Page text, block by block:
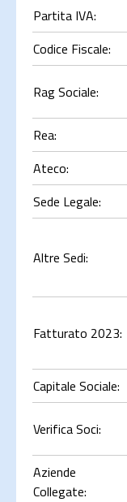
Partita IVA:
Codice Fiscale:
Rag Sociale:
Rea:
Ateco:
Sede Legale:
Altre Sedi:
Fatturato 2023:
Capitale Sociale:
Verifica Soci:
Aziende
Collegate: